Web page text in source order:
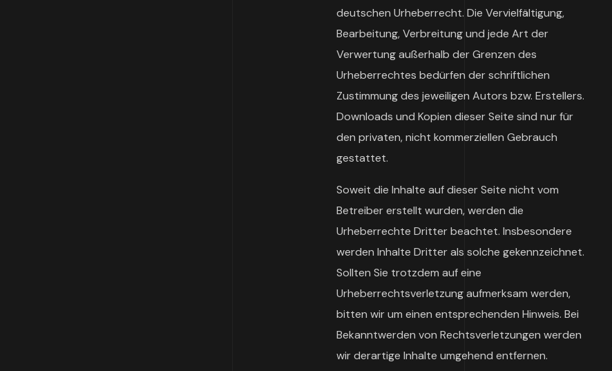
deutschen Urheberrecht. Die Vervielfältigung,
Bearbeitung, Verbreitung und jede Art der
Verwertung außerhalb der Grenzen des
Urheberrechtes bedürfen der schriftlichen
Zustimmung des jeweiligen Autors bzw. Erstellers.
Downloads und Kopien dieser Seite sind nur für
den privaten, nicht kommerziellen Gebrauch
gestattet.
Soweit die Inhalte auf dieser Seite nicht vom
Betreiber erstellt wurden, werden die
Urheberrechte Dritter beachtet. Insbesondere
werden Inhalte Dritter als solche gekennzeichnet.
Sollten Sie trotzdem auf eine
Urheberrechtsverletzung aufmerksam werden,
bitten wir um einen entsprechenden Hinweis. Bei
Bekanntwerden von Rechtsverletzungen werden
wir derartige Inhalte umgehend entfernen.